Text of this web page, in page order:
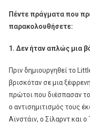
Πέντε πράγματα που
παρακολουθήσετε:
1. Δεν ήταν απλώς μια
Πριν δημιουργηθεί το
βρισκόταν σε μια
πρώτοι που διέσπασαν
ο αντισημιτισμός τους
Αϊνστάιν, ο Σίλαρντ και